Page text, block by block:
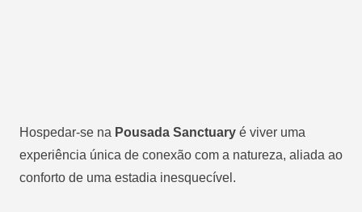
Hospedar-se na Pousada Sanctuary é viver uma
experiência única de conexão com a natureza, aliada ao
conforto de uma estadia inesquecível.